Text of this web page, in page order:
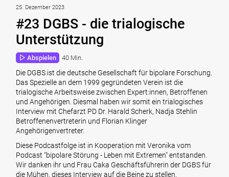
25. Dezember 2023
#23 DGBS - die trialogische
Unterstützung
Abspielen 40 Min.
Die DGBS ist die deutsche Gesellschaft für bipolare Forschung.
Das Spezielle an dem 1999 gegründeten Verein ist die
trialogische Arbeitsweise zwischen Expert:innen, Betroffenen
und Angehörigen. Diesmal haben wir somit ein trialogisches
Interview mit Chefarzt PD Dr. Harald Scherk, Nadja Stehlin
Betroffenenvertreterin und Florian Klinger
Angehörigenvertreter.
Diese Podcastfolge ist in Kooperation mit Veronika vom
Podcast "bipolare Störung - Leben mit Extremen" entstanden.
Wir danken ihr und Frau Caka Geschäftsführerin der DGBS für
die Mühen, dieses Interview auf die Beine zu stellen.